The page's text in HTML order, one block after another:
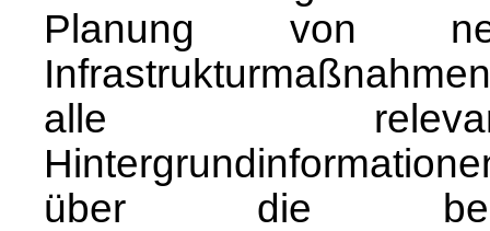
Planung von
alle
über die